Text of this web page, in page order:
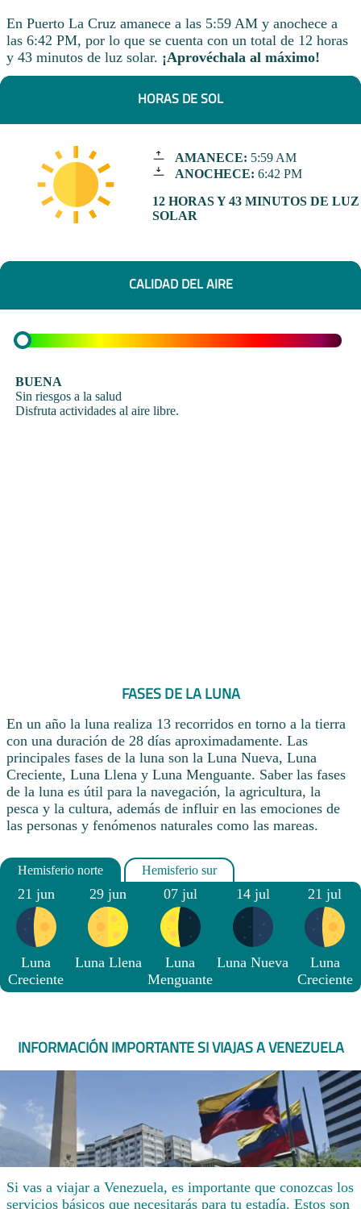
En Puerto La Cruz amanece a las 5:59 AM y anochece a
las 6:42 PM, por lo que se cuenta con un total de 12 horas
y 43 minutos de luz solar. ¡Aprovéchala al máximo!
HORAS DE SOL
AMANECE: 5:59 AM
ANOCHECE: 6:42 PM
12 HORAS Y 43 MINUTOS DE LUZ
SOLAR
CALIDAD DEL AIRE
BUENA
Sin riesgos a la salud
Disfruta actividades al aire libre.
FASES DE LA LUNA
En un año la luna realiza 13 recorridos en torno a la tierra
con una duración de 28 días aproximadamente. Las
principales fases de la luna son la Luna Nueva, Luna
Creciente, Luna Llena y Luna Menguante. Saber las fases
de la luna es útil para la navegación, la agricultura, la
pesca y la cultura, además de influir en las emociones de
las personas y fenómenos naturales como las mareas.
21 jun
Luna
Creciente
29 jun
Luna Llena
07 jul
Luna
Menguante
14 jul
Luna Nueva
21 jul
Luna
Creciente
INFORMACIÓN IMPORTANTE SI VIAJAS A VENEZUELA
Si vas a viajar a Venezuela, es importante que conozcas los
servicios básicos que necesitarás para tu estadía. Estos son